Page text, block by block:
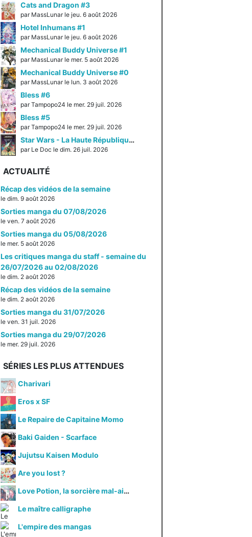
Cats and Dragon #3
par MassLunar le jeu. 6 août 2026
Hotel Inhumans #1
par MassLunar le jeu. 6 août 2026
Mechanical Buddy Universe #1
par MassLunar le mer. 5 août 2026
Mechanical Buddy Universe #0
par MassLunar le lun. 3 août 2026
Bless #6
par Tampopo24 le mer. 29 juil. 2026
Bless #5
par Tampopo24 le mer. 29 juil. 2026
Star Wars - La Haute République - Un équilibre fragile
par Le Doc le dim. 26 juil. 2026
ACTUALITÉ
Récap des vidéos de la semaine
le dim. 9 août 2026
Sorties manga du 07/08/2026
le ven. 7 août 2026
Sorties manga du 05/08/2026
le mer. 5 août 2026
Les critiques manga du staff - semaine du
26/07/2026 au 02/08/2026
le dim. 2 août 2026
Récap des vidéos de la semaine
le dim. 2 août 2026
Sorties manga du 31/07/2026
le ven. 31 juil. 2026
Sorties manga du 29/07/2026
le mer. 29 juil. 2026
SÉRIES LES PLUS ATTENDUES
Charivari
Eros x SF
Le Repaire de Capitaine Momo
Baki Gaiden - Scarface
Jujutsu Kaisen Modulo
Are you lost ?
Love Potion, la sorcière mal-aimée
Le maître calligraphe
L'empire des mangas